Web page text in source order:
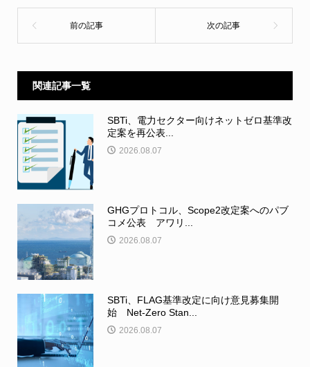
関連記事一覧
SBTi、電力セクター向けネットゼロ基準改
定案を再公表...
2026.08.07
GHGプロトコル、Scope2改定案へのパブ
コメ公表 アワリ...
2026.08.07
SBTi、FLAG基準改定に向け意見募集開
始 Net-Zero Stan...
2026.08.07